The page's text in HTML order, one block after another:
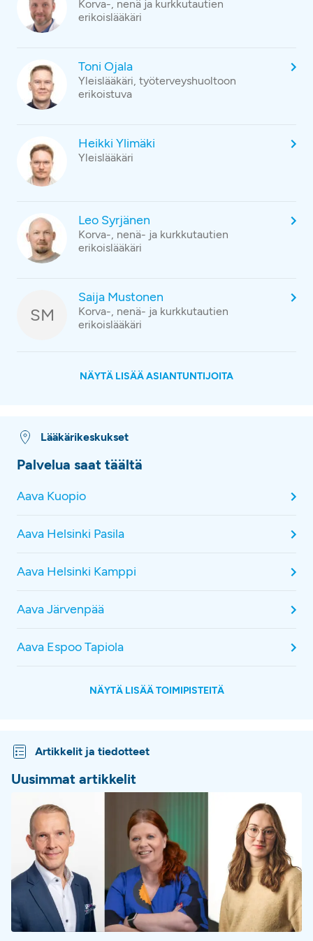
Korva-, nenä ja kurkkutautien
erikoislääkäri
Toni Ojala
Yleislääkäri, työterveyshuoltoon
erikoistuva
Heikki Ylimäki
Yleislääkäri
Leo Syrjänen
Korva-, nenä- ja kurkkutautien
erikoislääkäri
SM
Saija Mustonen
Korva-, nenä- ja kurkkutautien
erikoislääkäri
NÄYTÄ LISÄÄ ASIANTUNTIJOITA
Lääkärikeskukset
Palvelua saat täältä
Aava Kuopio
Aava Helsinki Pasila
Aava Helsinki Kamppi
Aava Järvenpää
Aava Espoo Tapiola
NÄYTÄ LISÄÄ TOIMIPISTEITÄ
Artikkelit ja tiedotteet
Uusimmat artikkelit